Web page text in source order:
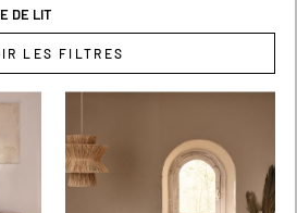
DE LIT
LES FILTRES